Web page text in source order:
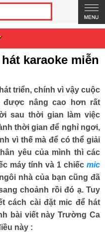
karaoke miễn
triển, chính vì vậy cuộc
nâng cao hơn rất
sau thời gian làm việc
thời gian để nghỉ ngơi,
vì thế mà để có thể giải
yêu của mình thì các
máy tính và 1 chiếc mic
nhà của bạn cũng đã
choảnh rồi đó ạ. Tuy
cách cài đặt mic để hát
bài viết này Trường Ca
này :